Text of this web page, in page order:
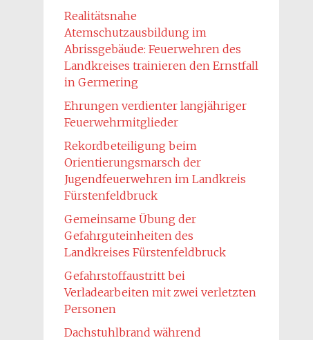
Realitätsnahe
Atemschutzausbildung im
Abrissgebäude: Feuerwehren des
Landkreises trainieren den Ernstfall
in Germering
Ehrungen verdienter langjähriger
Feuerwehrmitglieder
Rekordbeteiligung beim
Orientierungsmarsch der
Jugendfeuerwehren im Landkreis
Fürstenfeldbruck
Gemeinsame Übung der
Gefahrguteinheiten des
Landkreises Fürstenfeldbruck
Gefahrstoffaustritt bei
Verladearbeiten mit zwei verletzten
Personen
Dachstuhlbrand während